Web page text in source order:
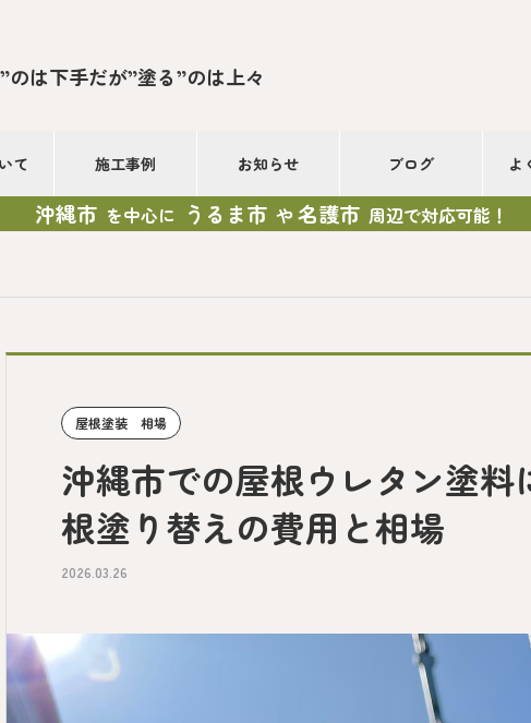
のは下手だが”塗る”のは上々
て 施工事例 お知らせ ブログ よ
沖縄市 を中心に うるま市 や名護市 周辺で対応可能！
屋根塗装 相場
沖縄市での屋根ウレタン塗
根塗り替えの費用と相場
2026.03.26